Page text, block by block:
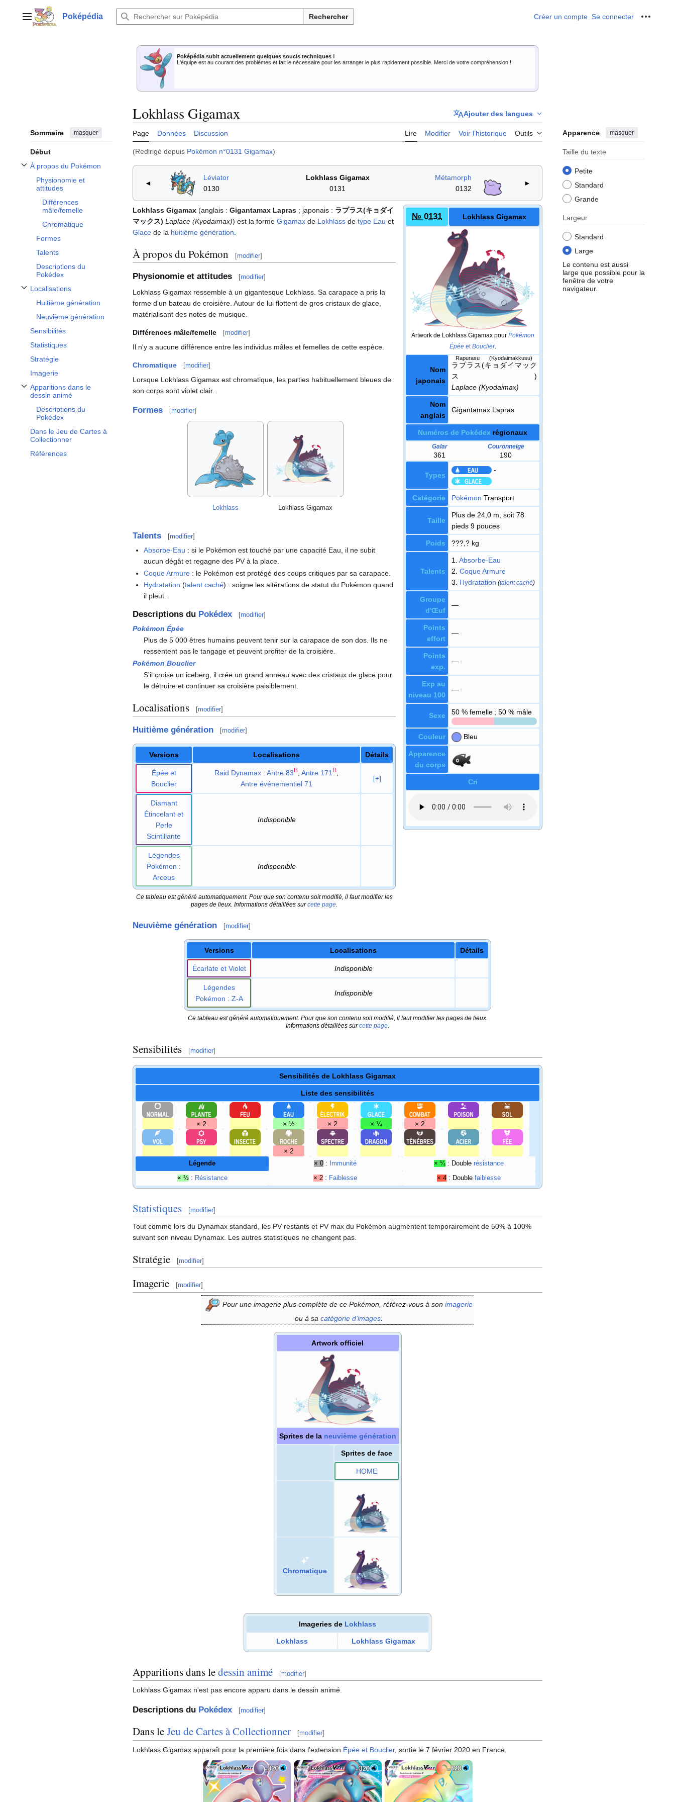
contenuMenu principalPoképédia Rechercher Créer un compte Se connecter Outils
Poképédia subit actuellement quelques soucis techniques !
L'équipe est au courant des problèmes et fait le nécessaire pour les arranger le plus rapidement possible. Merci de votre compréhension !
Sommaire masquer
Début
À propos du Pokémon
Afficher / masquer la sous-section À propos du Pokémon
Physionomie et
attitudes
Différences
mâle/femelle
Chromatique
Formes
Talents
Descriptions du
Pokédex
Localisations
Afficher / masquer la sous-section Localisations
Huitième génération
Neuvième génération
Sensibilités
Statistiques
Stratégie
Imagerie
Apparitions dans le
dessin animé
Afficher / masquer la sous-section Apparitions dans le dessin animé
Descriptions du
Pokédex
Dans le Jeu de Cartes à
Collectionner
Références
Lokhlass Gigamax Ajouter des langues
Page Données Discussion Lire Modifier Voir l’historique Outils Apparence masquer
Taille du texte
Petite
Standard
Grande
Largeur
Standard
Large
Le contenu est aussi
large que possible pour la
fenêtre de votre
navigateur.
(Redirigé depuis Pokémon n°0131 Gigamax)
◄
Léviator
0130
Lokhlass Gigamax
0131
Métamorph
0132
►
№ 0131 Lokhlass Gigamax
Artwork de Lokhlass Gigamax pour Pokémon
Épéeet Bouclier.
Nom
japonais
ラプラス(キョダイマック
ス)
Rapurasu (Kyodaimakkusu)
Laplace (Kyodaimax)
Nom
anglais
Gigantamax Lapras
Numéros de Pokédex régionaux
Galar Couronneige
361 190
Types
-
Catégorie Pokémon Transport
Taille
Plus de 24,0 m, soit 78
pieds 9 pouces
Poids ???,? kg
Talents
1. Absorbe-Eau
2. Coque Armure
3. Hydratation (talent caché)
Groupe
d'Œuf
—
Points
effort
—
Points
exp.
—
Exp au
niveau 100
—
Sexe 50 % femelle ; 50 % mâle
Couleur Bleu
Apparence
du corps
Cri
Lokhlass Gigamax (anglais : Gigantamax Lapras ; japonais : ラプラス(キョダイ
マックス) Laplace (Kyodaimax)) est la forme Gigamax de Lokhlass de type Eau et
Glace de la huitième génération
À propos du Pokémon [modifier]
Physionomie et attitudes [modifier]
Lokhlass Gigamax ressemble à un gigantesque Lokhlass. Sa carapace a pris la
forme d'un bateau de croisière. Autour de lui flottent de gros cristaux de glace,
matérialisant des notes de musique.
Différences mâle/femelle [modifier]
Il n'y a aucune différence entre les individus mâles et femelles de cette espèce.
Chromatique [modifier]
Lorsque Lokhlass Gigamax est chromatique, les parties habituellement bleues de
son corps sont violet clair.
Formes [modifier]
Lokhlass Lokhlass Gigamax
Talents [modifier]
Absorbe-Eau : si le Pokémon est touché par une capacité Eau, il ne subit
aucun dégât et regagne des PV à la place.
Coque Armure : le Pokémon est protégé des coups critiques par sa carapace.
Hydratation (talent caché) : soigne les altérations de statut du Pokémon quand
il pleut.
Descriptions du Pokédex [modifier]
Pokémon Épée
Plus de 5 000 êtres humains peuvent tenir sur la carapace de son dos. Ils ne
ressentent pas le tangage et peuvent profiter de la croisière.
Pokémon Bouclier
S'il croise un iceberg, il crée un grand anneau avec des cristaux de glace pour
le détruire et continuer sa croisière paisiblement.
Localisations [modifier]
Huitième génération [modifier]
Versions Localisations Détails
Épée et
Bouclier
Raid Dynamax : Antre 83 B Antre 171 B
Antre événementiel 71
[+]
Diamant
Étincelant et
Perle
Scintillante
Indisponible
Légendes
Pokémon :
Arceus
Indisponible
Ce tableau est généré automatiquement. Pour que son contenu soit modifié, il faut modifier les
pages de lieux. Informations détaillées surcette page
Neuvième génération [modifier]
Versions Localisations Détails
Écarlate et Violet Indisponible
Légendes
Pokémon : Z-A
Indisponible
Ce tableau est généré automatiquement. Pour que son contenu soit modifié, il faut modifier les pages de lieux.
Informations détaillées surcette page
Sensibilités [modifier]
Sensibilités de Lokhlass Gigamax
Liste des sensibilités
× 2 × ½ × 2 × ¼ × 2
× 2
Légende × 0 : Immunité × ¼ : Double résistance
× ½ : Résistance × 2 : Faiblesse × 4 : Double faiblesse
Statistiques [modifier]
Tout comme lors du Dynamax standard, les PV restants et PV max du Pokémon augmentent temporairement de 50% à 100%
suivant son niveau Dynamax. Les autres statistiques ne changent pas.
Stratégie [modifier]
Imagerie [modifier]
Pour une imagerie plus complète de ce Pokémon, référez-vous à sonimagerie
ou à sa catégorie d'images.
Artwork officiel
Sprites de la neuvième génération
Sprites de face
HOME
Chromatique
Imageries de Lokhlass
Lokhlass Lokhlass Gigamax
Apparitions dans ledessin animé [modifier]
Lokhlass Gigamax n'est pas encore apparu dans le dessin animé.
Descriptions du Pokédex [modifier]
Dans leJeu de Cartes à Collectionner [modifier]
Lokhlass Gigamax apparaît pour la première fois dans l'extension Épée et Bouclier, sortie le 7 février 2020 en France.